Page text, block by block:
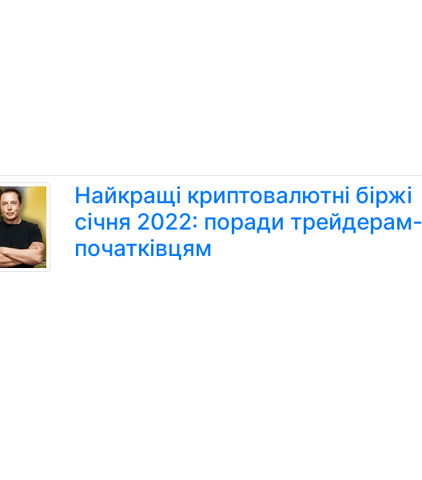
Найкращі криптовалютні біржі
січня 2022: поради трейдерам-
початківцям